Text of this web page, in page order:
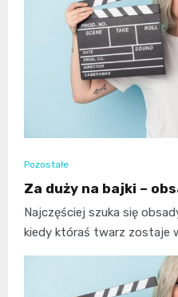
Pozostałe
Za duży na bajki –
Najczęściej szuka się
kiedy któraś twarz zostaje